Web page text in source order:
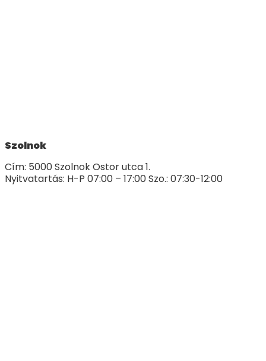
Szolnok
Cím: 5000 Szolnok Ostor utca 1.
Nyitvatartás: H-P 07:00 – 17:00 Szo.: 07:30-12:00